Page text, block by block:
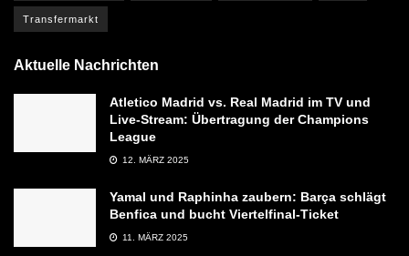
Transfermarkt
Aktuelle Nachrichten
Atletico Madrid vs. Real Madrid im TV und
Live-Stream: Übertragung der Champions
League
12. MÄRZ 2025
Yamal und Raphinha zaubern: Barça schlägt
Benfica und bucht Viertelfinal-Ticket
11. MÄRZ 2025